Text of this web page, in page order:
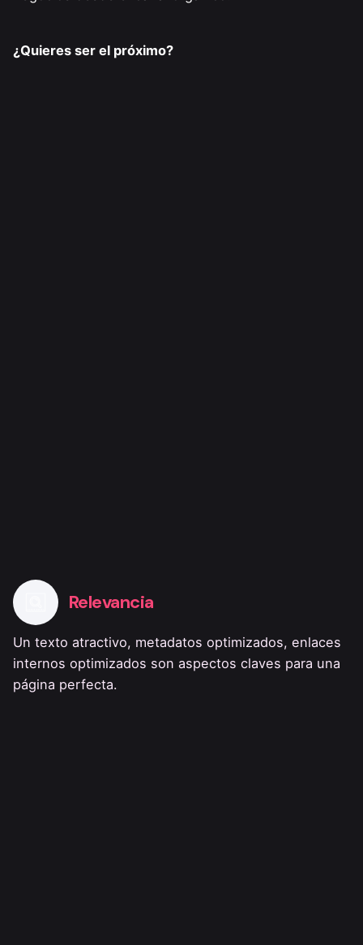
¿Quieres ser el próximo?
Relevancia
Un texto atractivo, metadatos optimizados, enlaces
internos optimizados son aspectos claves para una
página perfecta.